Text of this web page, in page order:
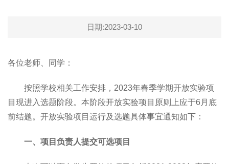
日期:2023-03-10
各位老师、同学：
按照学校相关工作安排，2023年春季学期开放实验项
目现进入选题阶段。本阶段开放实验项目原则上应于6月底
前结题。开放实验项目运行及选题具体事宜通知如下：
一、项目负责人提交可选项目